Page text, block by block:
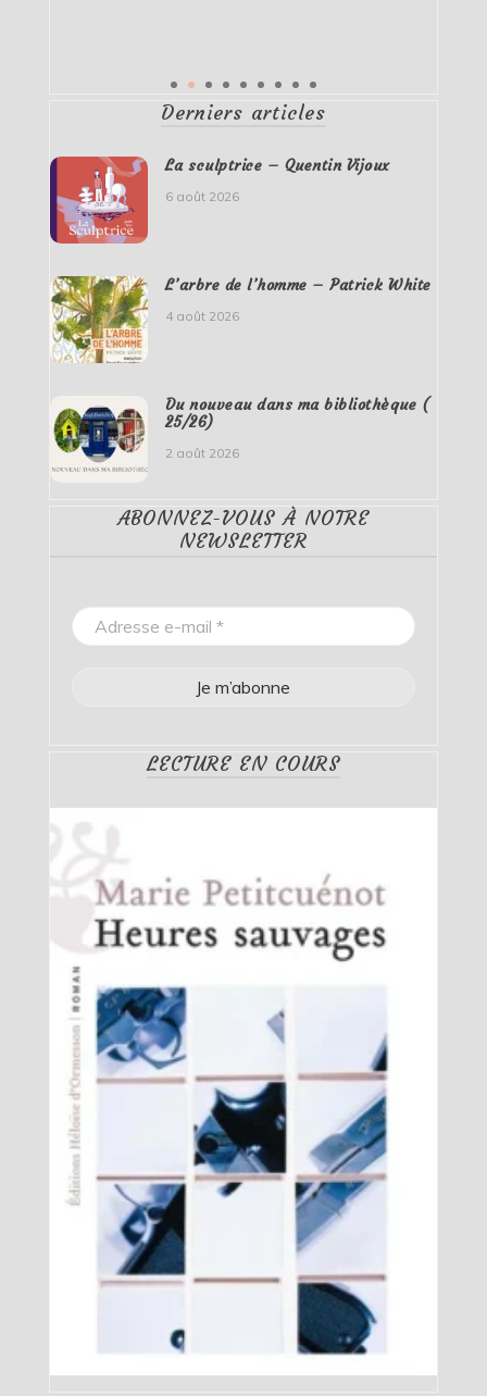
Derniers articles
La sculptrice – Quentin Vijoux
6 août 2026
L’arbre de l’homme – Patrick White
4 août 2026
Du nouveau dans ma bibliothèque (
25/26)
2 août 2026
ABONNEZ-VOUS À NOTRE
NEWSLETTER
LECTURE EN COURS